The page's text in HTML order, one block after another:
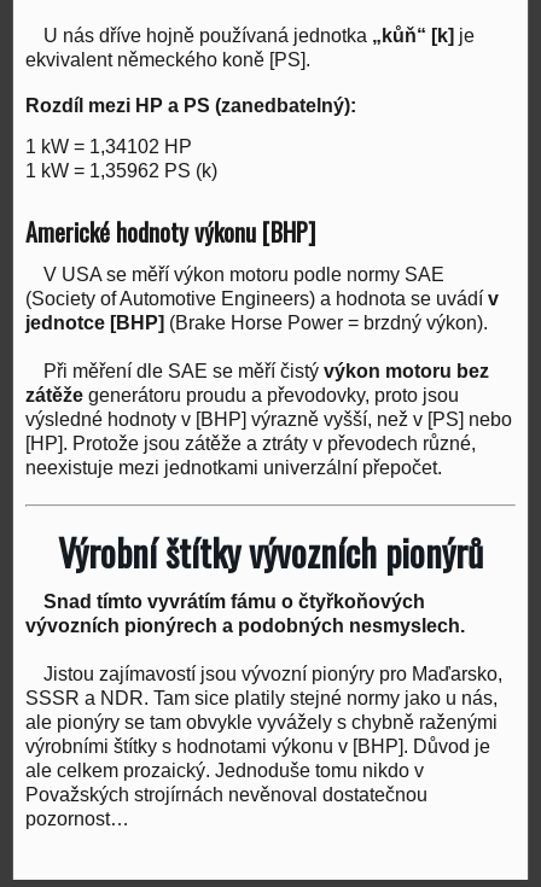
U nás dříve hojně používaná jednotka „kůň“ [k] je
ekvivalent německého koně [PS].
Rozdíl mezi HP a PS (zanedbatelný):
1 kW = 1,34102 HP
1 kW = 1,35962 PS (k)
Americké hodnoty výkonu [BHP]
V USA se měří výkon motoru podle normy SAE
(Society of Automotive Engineers) a hodnota se uvádí v
jednotce [BHP] (Brake Horse Power = brzdný výkon).
Při měření dle SAE se měří čistý výkon motoru bez
zátěže generátoru proudu a převodovky, proto jsou
výsledné hodnoty v [BHP] výrazně vyšší, než v [PS] nebo
[HP]. Protože jsou zátěže a ztráty v převodech různé,
neexistuje mezi jednotkami univerzální přepočet.
Výrobní štítky vývozních pionýrů
Snad tímto vyvrátím fámu o čtyřkoňových
vývozních pionýrech a podobných nesmyslech.
Jistou zajímavostí jsou vývozní pionýry pro Maďarsko,
SSSR a NDR. Tam sice platily stejné normy jako u nás,
ale pionýry se tam obvykle vyvážely s chybně raženými
výrobními štítky s hodnotami výkonu v [BHP]. Důvod je
ale celkem prozaický. Jednoduše tomu nikdo v
Považských strojírnách nevěnoval dostatečnou
pozornost…